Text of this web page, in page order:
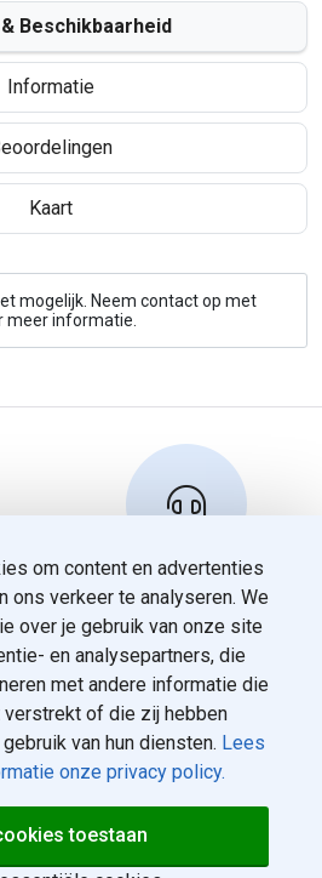
Beschikbaarheid
Informatie
Kaart
mogelijk. Neem contact op met
meer informatie.
Klantenservice
088 - 058 05 00
Over ons
om content en advertenties
ons verkeer te analyseren. We
over je gebruik van onze site
en analysepartners, die
met andere informatie die
verstrekt of die zij hebben
van hun diensten. Lees
onze privacy policy.
toestaan